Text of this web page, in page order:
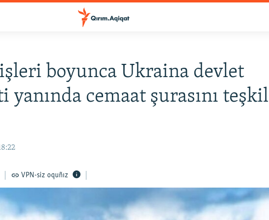
işleri boyunca Ukraina devlet
yanında cemaat şurasını teşkil
VPN-siz oquñız